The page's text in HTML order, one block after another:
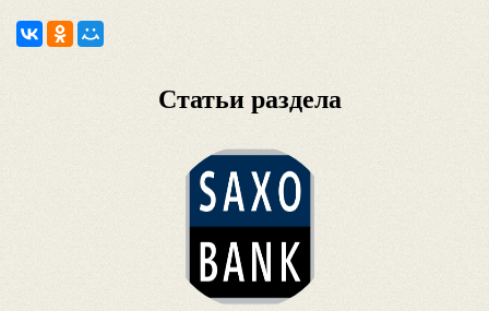
Статьи раздела